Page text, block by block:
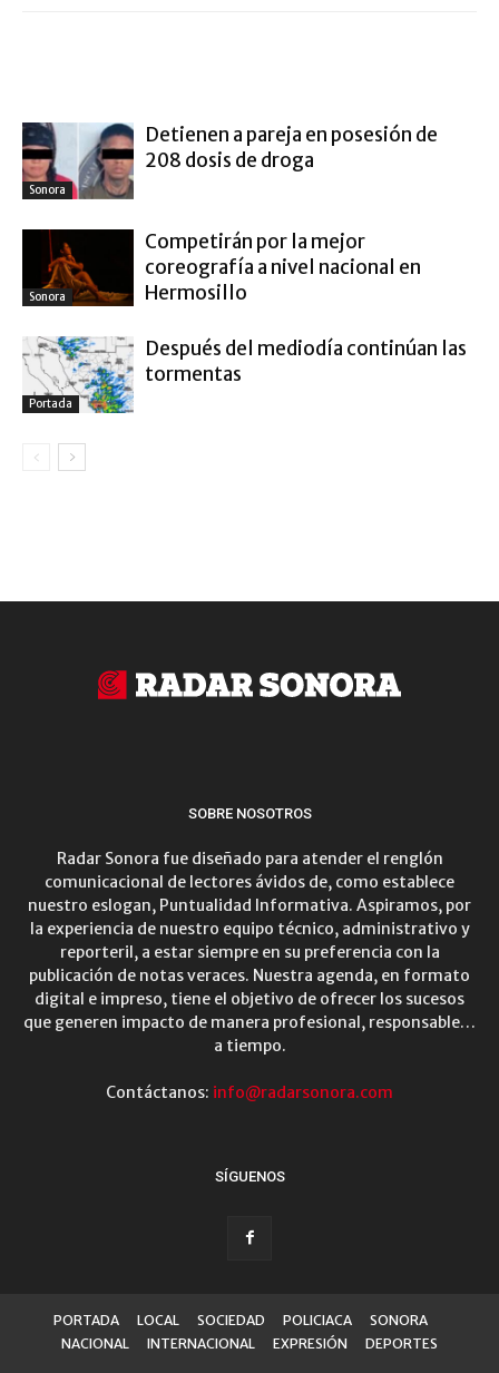
Sonora
Detienen a pareja en posesión de
208 dosis de droga
Sonora
Competirán por la mejor
coreografía a nivel nacional en
Hermosillo
Portada
Después del mediodía continúan las
tormentas
SOBRE NOSOTROS
Radar Sonora fue diseñado para atender el renglón
comunicacional de lectores ávidos de, como establece
nuestro eslogan, Puntualidad Informativa. Aspiramos, por
la experiencia de nuestro equipo técnico, administrativo y
reporteril, a estar siempre en su preferencia con la
publicación de notas veraces. Nuestra agenda, en formato
digital e impreso, tiene el objetivo de ofrecer los sucesos
que generen impacto de manera profesional, responsable…
a tiempo.
Contáctanos: info@radarsonora.com
SÍGUENOS
PORTADA LOCAL SOCIEDAD POLICIACA
SONORA
NACIONAL
INTERNACIONAL EXPRESIÓN DEPORTES